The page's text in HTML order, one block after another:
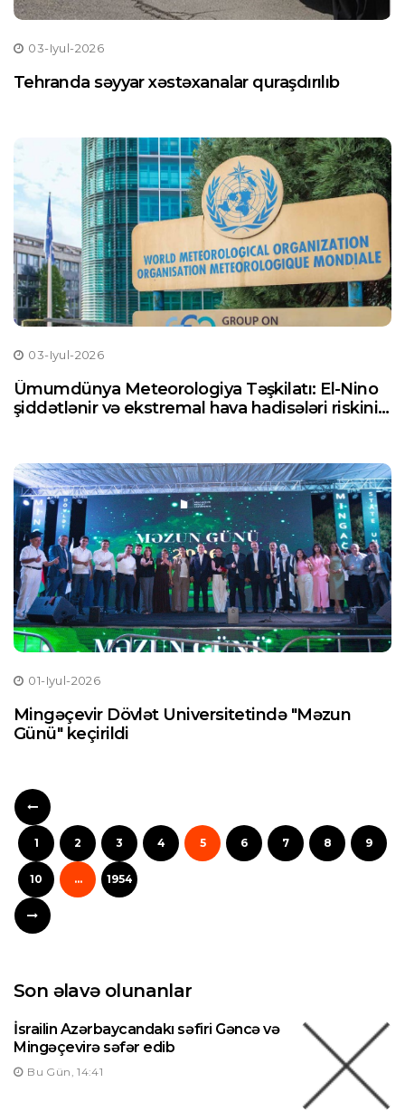
03-Iyul-2026
Tehranda səyyar xəstəxanalar quraşdırılıb
03-Iyul-2026
Ümumdünya Meteorologiya Təşkilatı: El-Nino
şiddətlənir və ekstremal hava hadisələri riskini
01-Iyul-2026
Mingəçevir Dövlət Universitetində "Məzun
Günü" keçirildi
1 2 3 4 5 6 7 8 9
10 ... 1954
Son əlavə olunanlar
İsrailin Azərbaycandakı səfiri Gəncə və
Mingəçevirə səfər edib
Bu Gün, 14:41